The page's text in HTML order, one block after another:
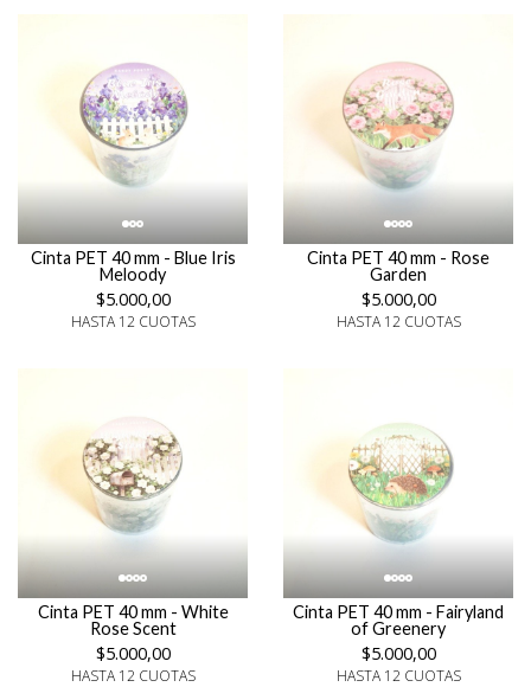
Cinta PET 40 mm - Blue Iris
Meloody
$5.000,00
HASTA 12 CUOTAS
Cinta PET 40 mm - Rose
Garden
$5.000,00
HASTA 12 CUOTAS
Cinta PET 40 mm - White
Rose Scent
$5.000,00
HASTA 12 CUOTAS
Cinta PET 40 mm - Fairyland
of Greenery
$5.000,00
HASTA 12 CUOTAS